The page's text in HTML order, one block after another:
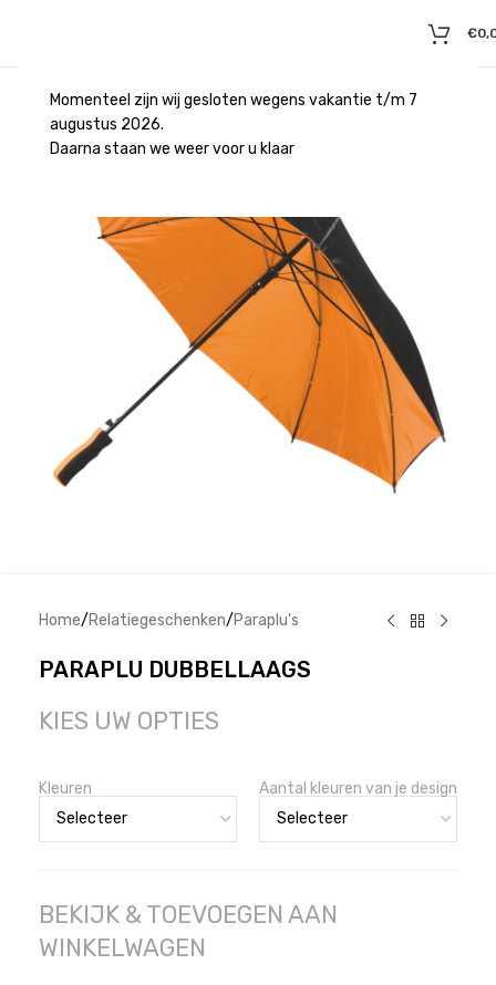
Momenteel zijn wij gesloten wegens vakantie t/m 7
augustus 2026.
Daarna staan we weer voor u klaar
€
Home/Relatiegeschenken/Paraplu's
PARAPLU DUBBELLAAGS
KIES UW OPTIES
Kleuren Aantal kleuren van je design
BEKIJK & TOEVOEGEN AAN
WINKELWAGEN